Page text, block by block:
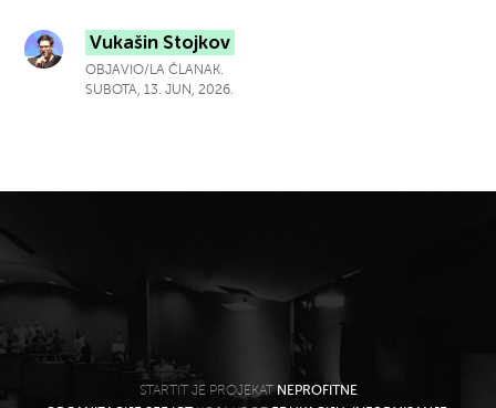
Vukašin Stojkov
OBJAVIO/LA ČLANAK.
SUBOTA, 13. JUN, 2026.
STARTIT JE PROJEKAT NEPROFITNE